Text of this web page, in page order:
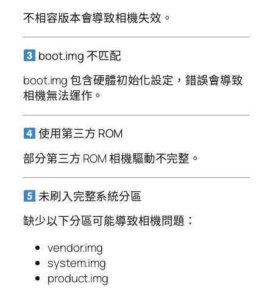
不相容版本會導致相機失效。
boot.img 不匹配
boot.img 包含硬體初始化設定，錯誤會導致
相機無法運作。
使用第三方 ROM
部分第三方 ROM 相機驅動不完整。
未刷入完整系統分區
缺少以下分區可能導致相機問題：
vendor.img
system.img
product.img